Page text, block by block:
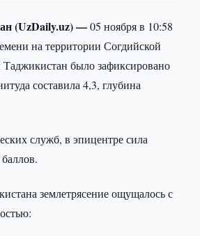
(UzDaily.uz) —05 ноября в 10:58
на территории Согдийской
Таджикистан было зафиксировано
составила 4,3, глубина
служб, в эпицентре сила
землетрясение ощущалось с